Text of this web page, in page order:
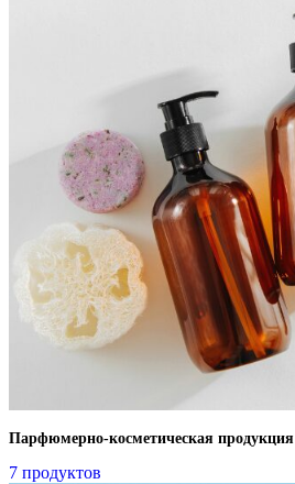
Парфюмерно-косметическая продукция
7 продуктов